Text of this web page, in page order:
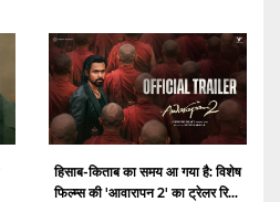
हिसाब-किताब का समय आ गया है: विशेष
फिल्म्स की 'आवारापन 2' का ट्रेलर रि...